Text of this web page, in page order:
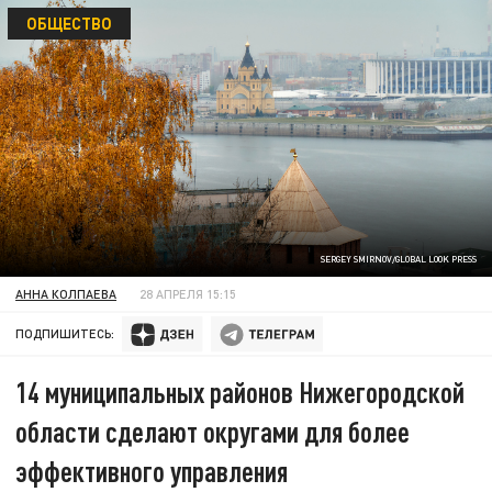
SERGEY SMIRNOV/GLOBAL LOOK PRESS
ОБЩЕСТВО
АННА КОЛПАЕВА 28 АПРЕЛЯ 15:15
ПОДПИШИТЕСЬ:
14 муниципальных районов Нижегородской
области сделают округами для более
эффективного управления